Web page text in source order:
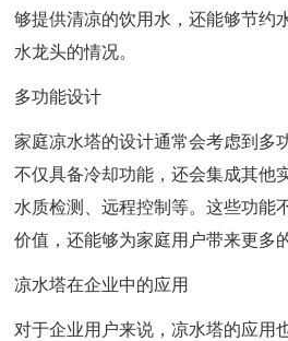
够提供清凉的饮用水，还能够节约
水龙头的情况。
多功能设计
家庭凉水塔的设计通常会考虑到多
不仅具备冷却功能，还会集成其他
水质检测、远程控制等。这些功能
价值，还能够为家庭用户带来更多
凉水塔在企业中的应用
对于企业用户来说，凉水塔的应用